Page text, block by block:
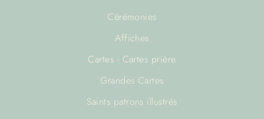
Cérémonies
Affiches
Cartes - Cartes prière
Grandes Cartes
Saints patrons illustrés